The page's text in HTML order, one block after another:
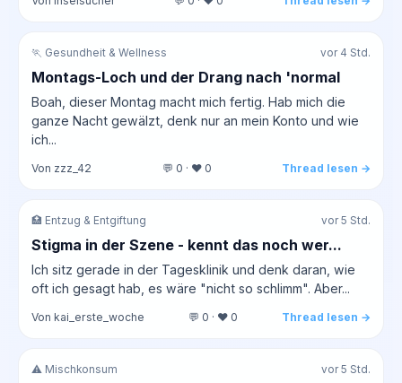
🏃 Gesundheit & Wellness vor 4 Std.
Montags-Loch und der Drang nach 'normal
Boah, dieser Montag macht mich fertig. Hab mich die
ganze Nacht gewälzt, denk nur an mein Konto und wie
ich...
Von zzz_42 💬 0 · ❤️ 0 Thread lesen →
🏥 Entzug & Entgiftung vor 5 Std.
Stigma in der Szene - kennt das noch wer...
Ich sitz gerade in der Tagesklinik und denk daran, wie
oft ich gesagt hab, es wäre "nicht so schlimm". Aber...
Von kai_erste_woche 💬 0 · ❤️ 0 Thread lesen →
⚠️ Mischkonsum vor 5 Std.